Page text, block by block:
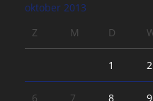
oktober 2013
Z
M D
1 2
6 7 8 9